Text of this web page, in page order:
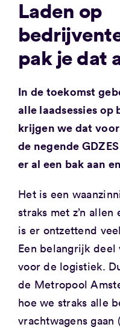
Laden op
pak je dat
In de toekomst
alle laadsessies
krijgen we dat
de negende
er al een bak aan
Het is een
straks met z’n
is er ontzettend
Een belangrijk
voor de logistiek.
de Metropool
hoe we straks alle
vrachtwagens gaan